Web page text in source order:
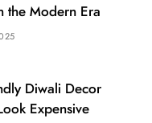
the Modern Era
Diwali Decor
Expensive